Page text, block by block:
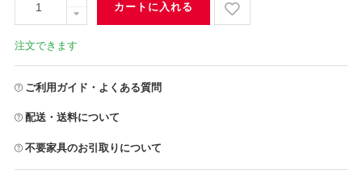
カートに入れる
注文できます
ご利用ガイド・よくある質問
配送・送料について
不要家具のお引取りについて